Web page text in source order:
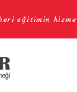
eğitimin